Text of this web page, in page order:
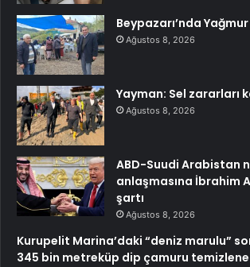
Beypazarı’nda
Ağustos 8, 2026
Yayman: Sel zararları
Ağustos 8, 2026
ABD-Suudi Arabistan
anlaşmasına İbrahim
şartı
Ağustos 8, 2026
Kurupelit Marina’daki “deniz marulu”
345 bin metreküp dip çamuru